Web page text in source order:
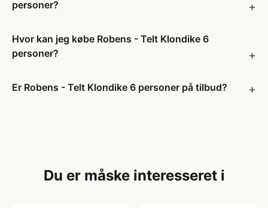
personer?
Hvor kan jeg købe Robens - Telt Klondike 6
personer?
Er Robens - Telt Klondike 6 personer på tilbud?
Du er måske interesseret i